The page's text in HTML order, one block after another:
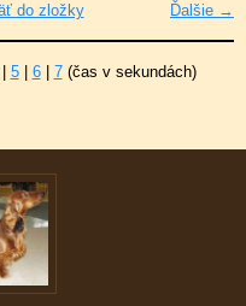
Ďalšie →
do zložky
5| 6| 7(čas v sekundách)